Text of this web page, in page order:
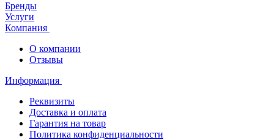
Бренды
Услуги
Компания
О компании
Отзывы
Информация
Реквизиты
Доставка и оплата
Гарантия на товар
Политика конфиденциальности